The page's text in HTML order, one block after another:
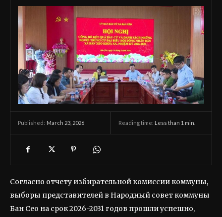
Published: March 23, 2026 Reading time: Less than 1 min.
Согласно отчету избирательной комиссии коммуны,
выборы представителей в Народный совет коммуны
Бан Сео на срок 2026-2031 годов прошли успешно,